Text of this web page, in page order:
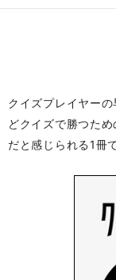
クイズプレイヤー
どクイズで勝つた
だと感じられる1冊